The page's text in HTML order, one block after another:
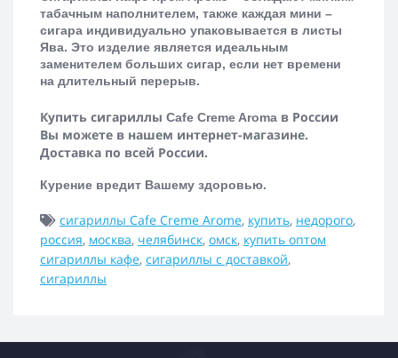
табачным наполнителем, также каждая мини –
сигара индивидуально упаковывается в листы
Ява. Это изделие является идеальным
заменителем больших сигар, если нет времени
на длительный перерыв.
Купить сигариллы Cafe Creme Aroma в России
Вы можете в нашем интернет-магазине.
Доставка по всей России.
Курение вредит Вашему здоровью.
сигариллы Cafe Creme Arome, купить, недорого,
россия, москва, челябинск, омск, купить оптом
сигариллы кафе, сигариллы с доставкой,
сигариллы